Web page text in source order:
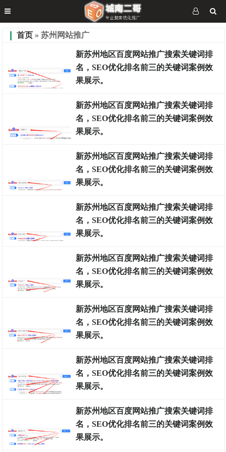
首页 » 苏州网站推广
排名案例
新苏州地区百度网站推广搜索关键词排
名，SEO优化排名前三的关键词案例效
果展示。
新苏州地区百度网站推广搜索关键词排
名，SEO优化排名前三的关键词案例效
果展示。
新苏州地区百度网站推广搜索关键词排
名，SEO优化排名前三的关键词案例效
果展示。
排名案例
新苏州地区百度网站推广搜索关键词排
名，SEO优化排名前三的关键词案例效
果展示。
排名案例
新苏州地区百度网站推广搜索关键词排
名，SEO优化排名前三的关键词案例效
果展示。
排名案例
新苏州地区百度网站推广搜索关键词排
名，SEO优化排名前三的关键词案例效
果展示。
排名案例
新苏州地区百度网站推广搜索关键词排
名，SEO优化排名前三的关键词案例效
果展示。
新苏州地区百度网站推广搜索关键词排
名，SEO优化排名前三的关键词案例效
果展示。